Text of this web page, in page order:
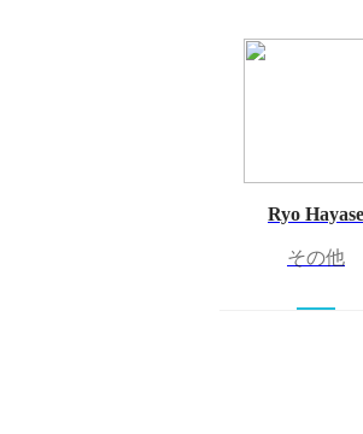
Ryo Hayase
その他